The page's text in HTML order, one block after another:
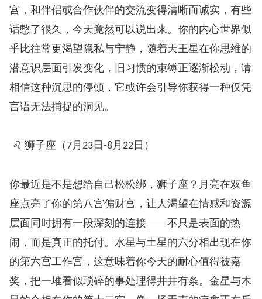
宫，和伴侣或合作伙伴的交流变得清晰而诚实，有些
话憋了很久，今天竟然可以说出来。你的内心世界似
乎比往常更渴望隐私与宁静，随着天王星在你思维的
潜意识层面引发变化，旧习惯的束缚正逐渐松动，请
相信这种沉思的停顿，它或许会引导你获得一种仅凭
言语无法捕捉的洞见。
♌ 狮子座（7 月 23日-8 月 22日）
你最近是不是想给自己松松绑，狮子座？月亮在双鱼
座点亮了你的第八宫偏财宫，让人渴望在情感和资源
层面同时拥有一段深刻的连接——不只是表面的热
闹，而是真正的托付。水星与土星的六分相出现在你
的第六宫工作宫，这意味着你今天的耐心值得被嘉
奖，把一堆看似琐碎的事处理得井井有条。金星与木